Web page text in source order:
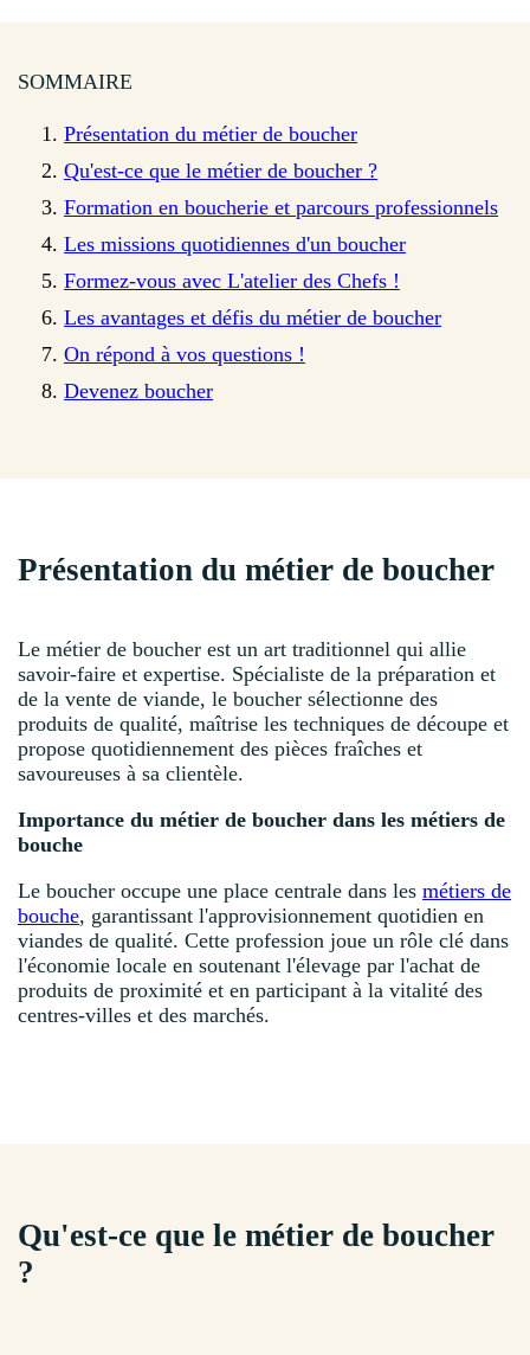
SOMMAIRE
Présentation du métier de boucher
Qu'est-ce que le métier de boucher ?
Formation en boucherie et parcours professionnels
Les missions quotidiennes d'un boucher
Formez-vous avec L'atelier des Chefs !
Les avantages et défis du métier de boucher
On répond à vos questions !
Devenez boucher
Présentation du métier de boucher
Le métier de boucher est un art traditionnel qui allie
savoir-faire et expertise. Spécialiste de la préparation et
de la vente de viande, le boucher sélectionne des
produits de qualité, maîtrise les techniques de découpe et
propose quotidiennement des pièces fraîches et
savoureuses à sa clientèle.
Importance du métier de boucher dans les métiers de
bouche
Le boucher occupe une place centrale dans les métiers de
bouche, garantissant l'approvisionnement quotidien en
viandes de qualité. Cette profession joue un rôle clé dans
l'économie locale en soutenant l'élevage par l'achat de
produits de proximité et en participant à la vitalité des
centres-villes et des marchés.
Qu'est-ce que le métier de boucher
?